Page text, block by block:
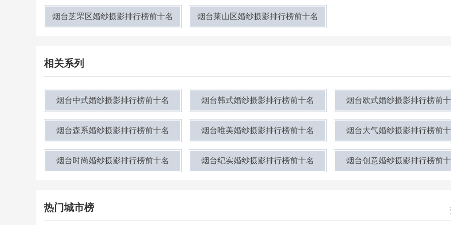
烟台芝罘区婚纱摄影排行榜前十名 烟台莱山区婚纱摄影排行榜前十名
相关系列
烟台中式婚纱摄影排行榜前十名 烟台韩式婚纱摄影排行榜前十名 烟台欧式婚纱摄影排行榜前
烟台森系婚纱摄影排行榜前十名 烟台唯美婚纱摄影排行榜前十名 烟台大气婚纱摄影排行榜前
烟台时尚婚纱摄影排行榜前十名 烟台纪实婚纱摄影排行榜前十名 烟台创意婚纱摄影排行榜前
热门城市榜